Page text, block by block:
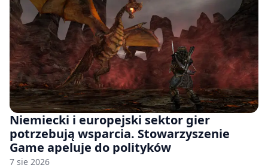
Niemiecki i europejski sektor gier
potrzebują wsparcia. Stowarzyszenie
Game apeluje do polityków
7 sie 2026